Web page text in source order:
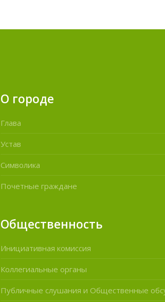
О городе
Глава
Устав
Символика
Почетные граждане
Общественность
Инициативная комиссия
Коллегиальные органы
Публичные слушания и Общественные